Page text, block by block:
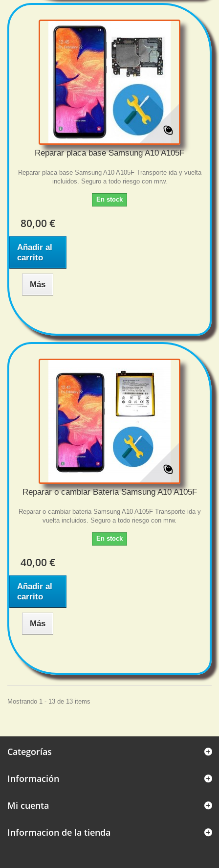
Reparar placa base Samsung A10 A105F
Reparar placa base Samsung A10 A105F Transporte ida y vuelta
incluidos. Seguro a todo riesgo con mrw.
En stock
80,00 €
Añadir al
carrito
Más
Reparar o cambiar Bateria Samsung A10 A105F
Reparar o cambiar bateria Samsung A10 A105F Transporte ida y
vuelta incluidos. Seguro a todo riesgo con mrw.
En stock
40,00 €
Añadir al
carrito
Más
Mostrando 1 - 13 de 13 items
Categorías
Información
Mi cuenta
Informacion de la tienda